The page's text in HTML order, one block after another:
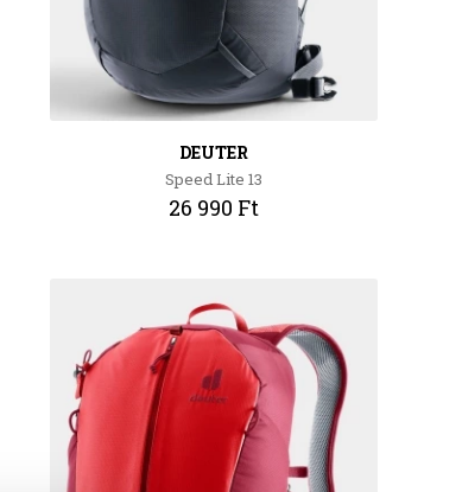
DEUTER
Speed Lite 13
26 990 Ft